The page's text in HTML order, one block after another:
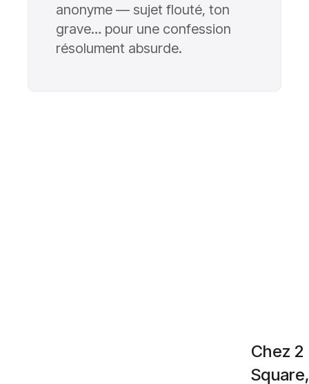
anonyme — sujet flouté, ton
grave… pour une confession
résolument absurde.
Chez 2